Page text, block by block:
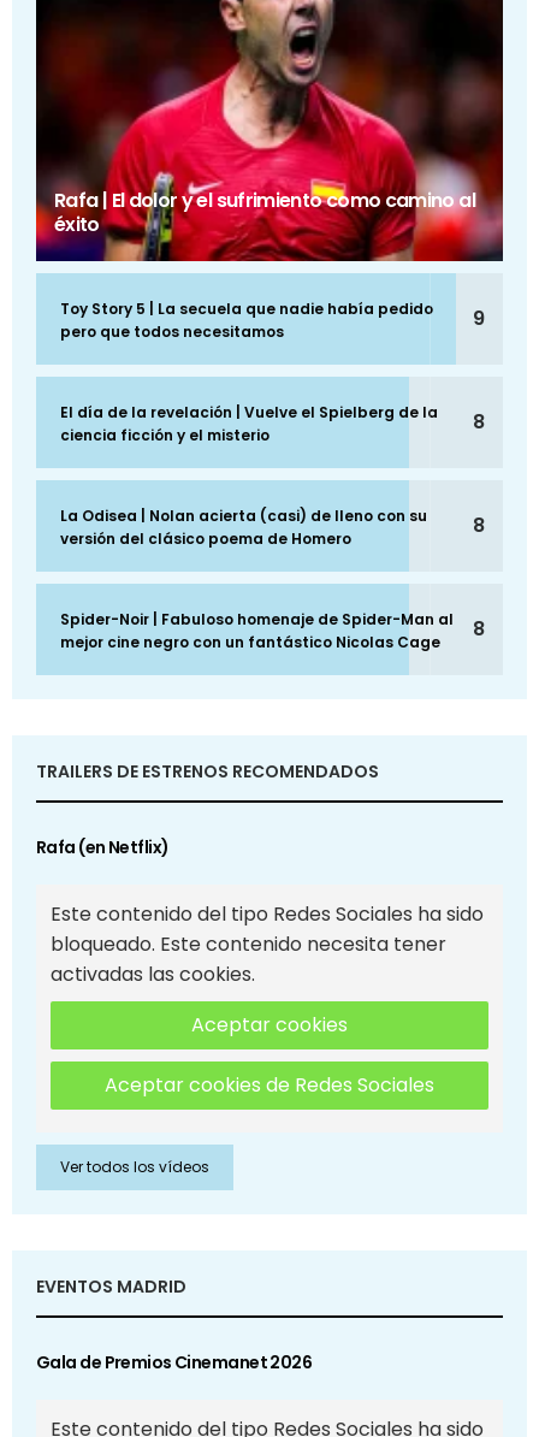
Rafa | El dolor y el sufrimiento como camino al
éxito
Toy Story 5 | La secuela que nadie había pedido
pero que todos necesitamos
9
El día de la revelación | Vuelve el Spielberg de la
ciencia ficción y el misterio
8
La Odisea | Nolan acierta (casi) de lleno con su
versión del clásico poema de Homero
8
Spider-Noir | Fabuloso homenaje de Spider-Man al
mejor cine negro con un fantástico Nicolas Cage
8
TRAILERS DE ESTRENOS RECOMENDADOS
Rafa (en Netflix)
Este contenido del tipo Redes Sociales ha sido
bloqueado. Este contenido necesita tener
activadas las cookies.
Aceptar cookies
Aceptar cookies de Redes Sociales
Ver todos los vídeos
EVENTOS MADRID
Gala de Premios Cinemanet 2026
Este contenido del tipo Redes Sociales ha sido